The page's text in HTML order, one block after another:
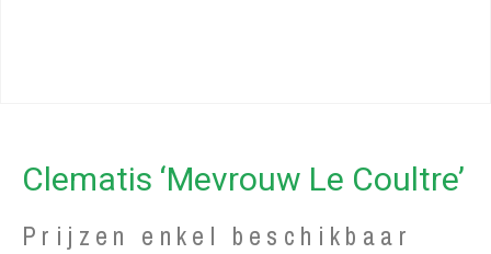
Clematis ‘Mevrouw Le Coultre’
Prijzen enkel beschikbaar